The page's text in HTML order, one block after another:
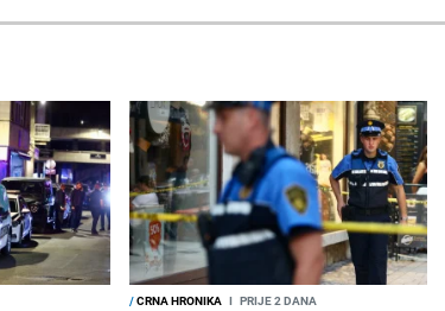
/CRNA HRONIKA I PRIJE 2 DANA